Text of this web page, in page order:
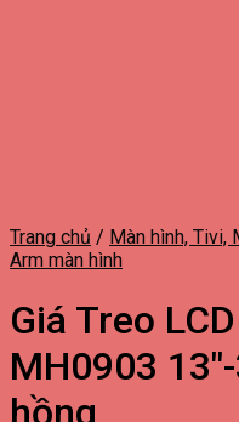
Trang chủ / Màn hình, Tivi,
Arm màn hình
Giá Treo
MH0903